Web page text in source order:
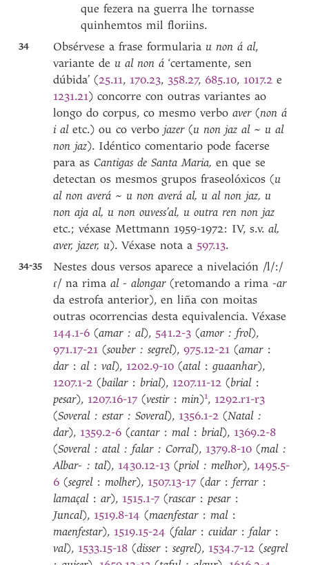
que fezera na guerra lhe tornasse
quinhemtos mil floriins.
34 Obsérvese a frase formulariau non á al,
variante deu al non á‘certamente, sen
dúbida’ (25.11, 170.23, 358.27, 685.10, 1017.2 e
1231.21) concorre con outras variantes ao
longo do corpus, co mesmo verboaver(non á
i aletc.) ou co verbojazer(u non jaz al~u al
non jaz). Idéntico comentario pode facerse
para asCantigas de Santa Maria, en que se
detectan os mesmos grupos fraseolóxicos (u
al non averá ~u non averá al, u al non jaz, u
non aja al, u non ouvess’al, u outra ren non jaz
etc.; véxase Mettmann 1959-1972: IV, s.v.al,
aver, jazer, u). Véxase nota a 597.13.
34-35
Nestes dous versos aparece a nivelación /l/:/
ɾ/ na rimaal - alongar(retomando a rima -ar
da estrofa anterior), en liña con moitas
outras ocorrencias desta equivalencia. Véxase
144.1-6 (amar : al), 541.2-3 (amor : frol),
971.17-21 (souber : segrel),975.12-21 (amar:
dar:al:val), 1202.9-10 (atal:guaanhar),
1207.1-2 (bailar:brial), 1207.11-12 (brial:
pesar), 1207.16-17 (vestir:min)1, 1292.r1-r3
(Soveral : estar : Soveral), 1356.1-2 (Natal :
dar), 1359.2-6 (cantar:mal:brial), 1369.2-8
(Soveral : atal : falar : Corral), 1379.8-10 (mal :
Albar- : tal), 1430.12-13 (priol : melhor), 1495.5-
6 (segrel:molher), 1507.13-17 (dar:ferrar:
lamaçal:ar), 1515.1-7 (rascar:pesar:
Juncal), 1519.8-14(maenfestar:mal:
maenfestar), 1519.15-24 (falar:cuidar:falar:
val), 1533.15-18 (disser:segrel), 1534.7-12 (segrel